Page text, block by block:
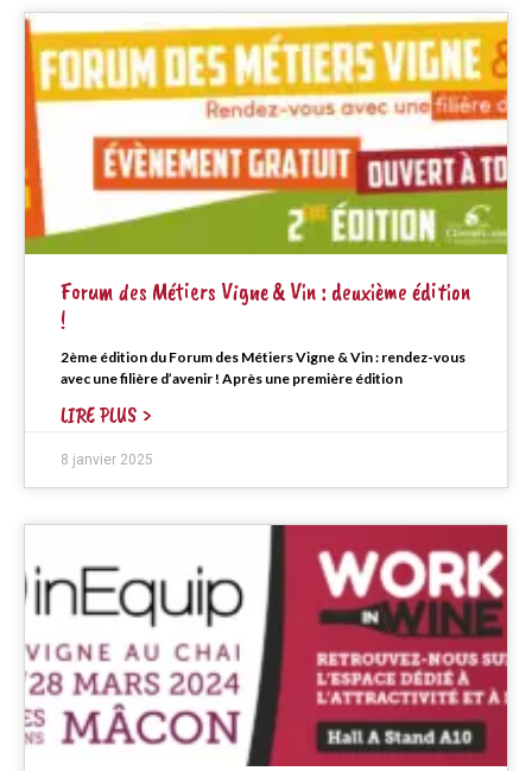
Forum des Métiers Vigne & Vin : deuxième édition
!
2ème édition du Forum des Métiers Vigne & Vin : rendez-vous
avec une filière d’avenir ! Après une première édition
LIRE PLUS >
8 janvier 2025